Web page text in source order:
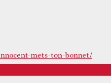
mets-ton-bonnet/